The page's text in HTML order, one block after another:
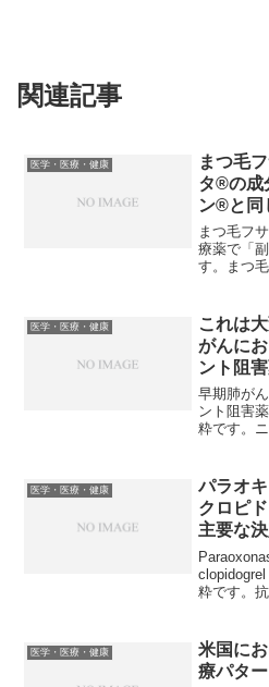
関連記事
医学・医療・健康
まつ毛
タ®の成
ン®と同
まつ毛フ
療薬で「
す。まつ
まつげが
用」に注
医学・医療・健康
これは
がんに
ント阻
早期肺が
ント阻害
粋です。
ん患者に
pathologi...
医学・医療・健康
パラオ
クロピ
主要な
粋です。
医学・医療・健康
米国に
療パタ